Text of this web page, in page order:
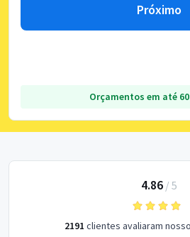
Próximo
Orçamentos em até
4.86/ 5
2191 clientes avaliaram